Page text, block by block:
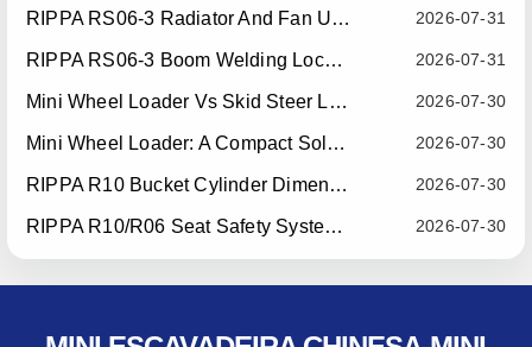
2026-07-31
RIPPA RS06-3 Radiator And Fan Upgrade — Effective July 10, 2026
2026-07-31
RIPPA RS06-3 Boom Welding Locating Bar Optimization — Effective July 15, 2026
2026-07-30
Mini Wheel Loader Vs Skid Steer Loader: Which Compact Machine Is Better For Your Business?
2026-07-30
Mini Wheel Loader: A Compact Solution For Efficient Material Handling
2026-07-30
RIPPA R10 Bucket Cylinder Dimension Optimization — Effective July 15, 2026
2026-07-30
RIPPA R10/R06 Seat Safety System Upgrade — Effective July 22, 2026